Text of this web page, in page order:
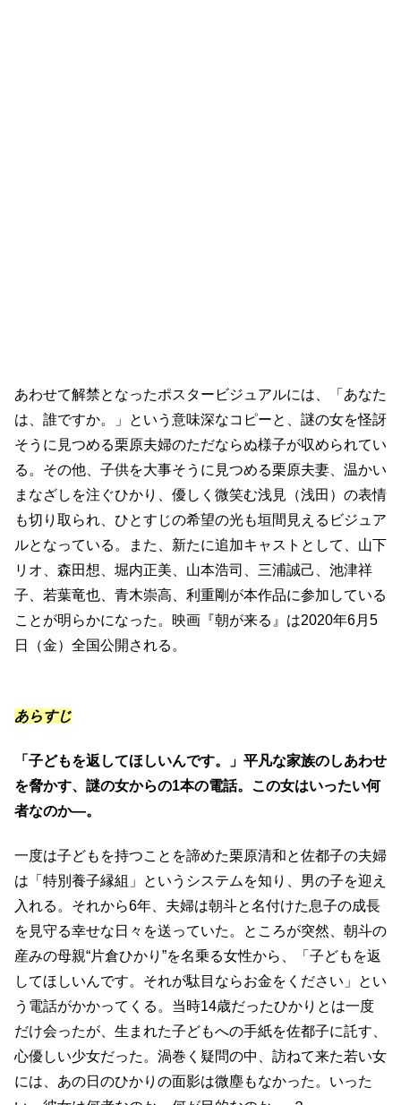
あわせて解禁となったポスタービジュアルには、「あなた
は、誰ですか。」という意味深なコピーと、謎の女を怪訝
そうに見つめる栗原夫婦のただならぬ様子が収められてい
る。その他、子供を大事そうに見つめる栗原夫妻、温かい
まなざしを注ぐひかり、優しく微笑む浅見（浅田）の表情
も切り取られ、ひとすじの希望の光も垣間見えるビジュア
ルとなっている。また、新たに追加キャストとして、山下
リオ、森田想、堀内正美、山本浩司、三浦誠己、池津祥
子、若葉竜也、青木崇高、利重剛が本作品に参加している
ことが明らかになった。映画『朝が来る』は2020年6月5
日（金）全国公開される。
あらすじ
「子どもを返してほしいんです。」平凡な家族のしあわせ
を脅かす、謎の女からの1本の電話。この女はいったい何
者なのか―。
一度は子どもを持つことを諦めた栗原清和と佐都子の夫婦
は「特別養子縁組」というシステムを知り、男の子を迎え
入れる。それから6年、夫婦は朝斗と名付けた息子の成長
を見守る幸せな日々を送っていた。ところが突然、朝斗の
産みの母親“片倉ひかり”を名乗る女性から、「子どもを返
してほしいんです。それが駄目ならお金をください」とい
う電話がかかってくる。当時14歳だったひかりとは一度
だけ会ったが、生まれた子どもへの手紙を佐都子に託す、
心優しい少女だった。渦巻く疑問の中、訪ねて来た若い女
には、あの日のひかりの面影は微塵もなかった。いった